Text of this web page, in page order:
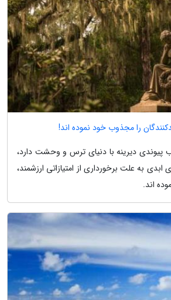
را مجذوب خود نموده اند!
پیوندی دیرینه با دنیای ترس و وحشت دارد،
ابدی به علت برخورداری از امتیازاتی ارزشمند،
اند.